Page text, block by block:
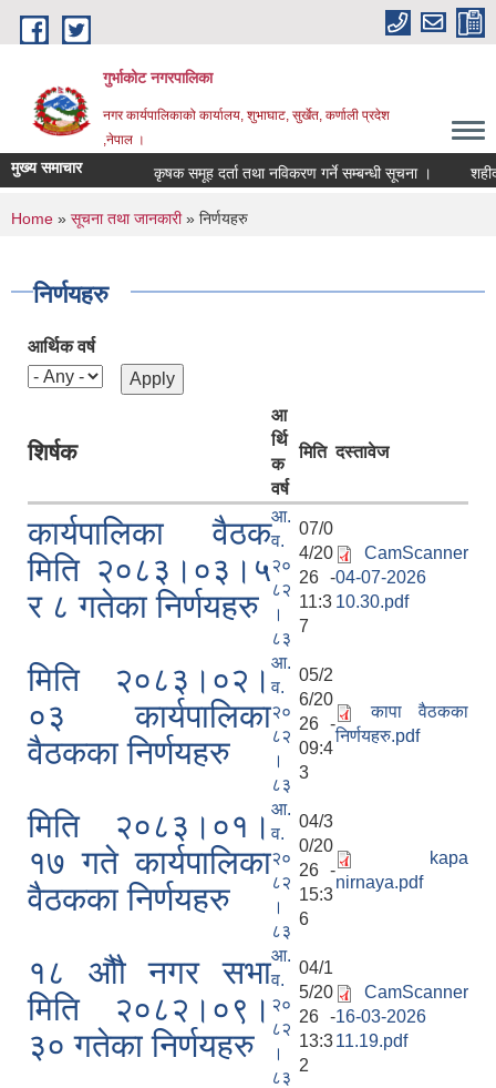
Skip to main content
गुर्भाकोट नगरपालिका
नगर कार्यपालिकाको कार्यालय, शुभाघाट, सुर्खेत, कर्णाली प्रदेश
,नेपाल ।
मुख्य समाचार कृषक समूह दर्ता तथा नविकरण गर्ने सम्बन्धी सूचना । शहीद
You are here
Home » सूचना तथा जानकारी» निर्णयहरु
निर्णयहरु
आर्थिक वर्ष
शिर्षक
आ
र्थि
क
वर्ष
मिति दस्तावेज
कार्यपालिका वैठक
मिति २०८३।०३।५
र ८ गतेका निर्णयहरु
आ.
व.
२०
८२
।
८३
07/0
4/20
26 -
11:3
7
CamScanner
04-07-2026
10.30.pdf
मिति २०८३।०२।
०३ कार्यपालिका
वैठकका निर्णयहरु
आ.
व.
२०
८२
।
८३
05/2
6/20
26 -
09:4
3
कापा वैठकका
निर्णयहरु.pdf
मिति २०८३।०१।
१७ गते कार्यपालिका
वैठकका निर्णयहरु
आ.
व.
२०
८२
।
८३
04/3
0/20
26 -
15:3
6
kapa
nirnaya.pdf
१८ औौ नगर सभा
मिति २०८२।०९।
३० गतेका निर्णयहरु
आ.
व.
२०
८२
।
८३
04/1
5/20
26 -
13:3
2
CamScanner
16-03-2026
11.19.pdf